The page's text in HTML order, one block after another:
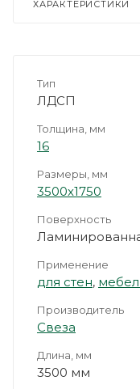
ХАРАКТЕРИСТИКИ
Тип
ЛДСП
Толщина, мм
16
Размеры, мм
3500х1750
Поверхность
Применение
для стен,
Производитель
Свеза
Длина, мм
3500 мм